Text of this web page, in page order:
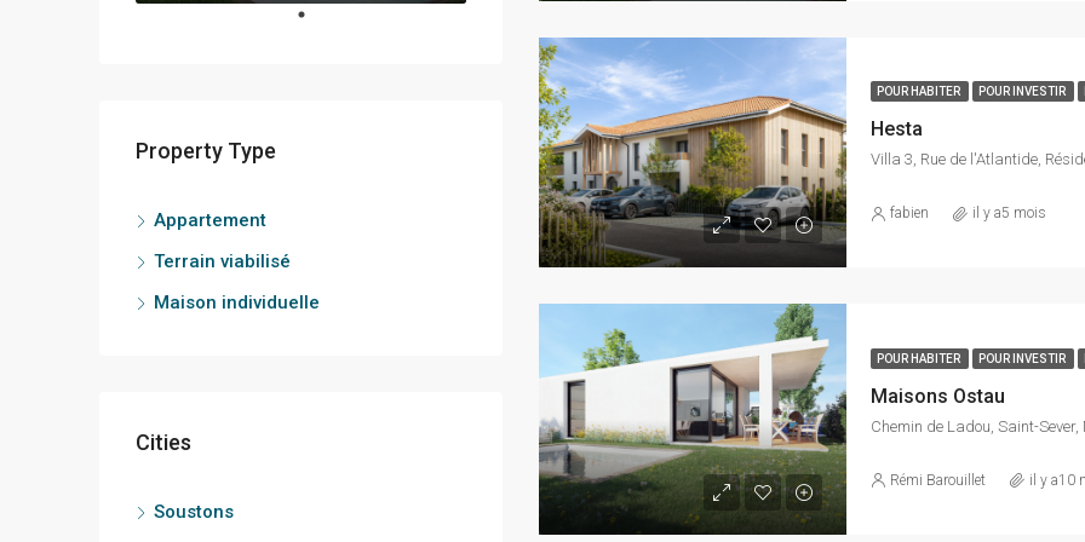
POUR HABITER POUR INVESTIR
Hesta
fabien il y a5 mois
POUR HABITER POUR INVESTIR
Maisons Ostau
Rémi Barouillet il y a10
Property Type
Appartement
Terrain viabilisé
Maison individuelle
Cities
Soustons